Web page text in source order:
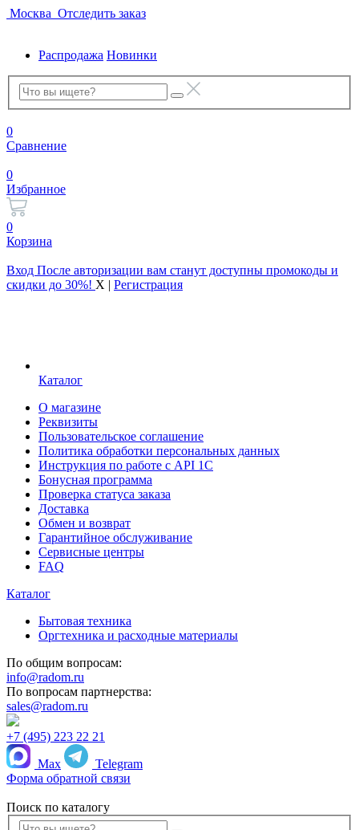
Москва Отследить заказ
Распродажа Новинки
0
Сравнение
0
Избранное
0
Корзина
Вход После авторизации вам станут доступны промокоды и
скидки до 30%! X | Регистрация
Каталог
О магазине
Реквизиты
Пользовательское соглашение
Политика обработки персональных данных
Инструкция по работе с API 1C
Бонусная программа
Проверка статуса заказа
Доставка
Обмен и возврат
Гарантийное обслуживание
Сервисные центры
FAQ
Каталог
Бытовая техника
Оргтехника и расходные материалы
По общим вопросам:
info@radom.ru
По вопросам партнерства:
sales@radom.ru
+7 (495) 223 22 21
Max
Telegram
Форма обратной связи
Поиск по каталогу